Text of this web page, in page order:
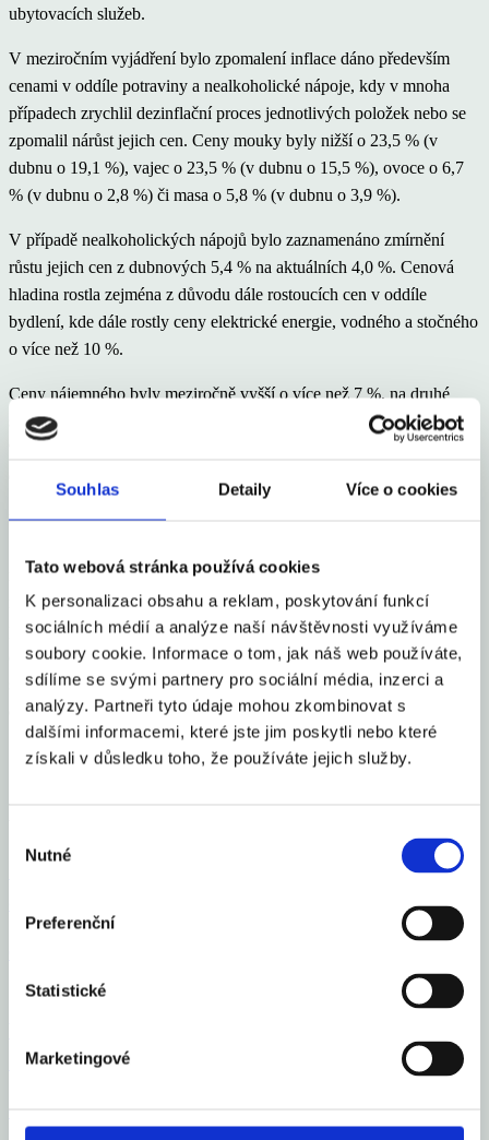
Souhlas Detaily Více o cookies
Tato webová stránka používá cookies
K personalizaci obsahu a reklam, poskytování funkcí
sociálních médií a analýze naší návštěvnosti využíváme
soubory cookie. Informace o tom, jak náš web používáte,
sdílíme se svými partnery pro sociální média, inzerci a
analýzy. Partneři tyto údaje mohou zkombinovat s
dalšími informacemi, které jste jim poskytli nebo které
získali v důsledku toho, že používáte jejich služby.
souhlasu
Nutné
Preferenční
Statistické
Marketingové
ubytovacích služeb.
V meziročním vyjádření bylo zpomalení inflace dáno především
cenami v oddíle potraviny a nealkoholické nápoje, kdy v mnoha
případech zrychlil dezinflační proces jednotlivých položek nebo se
zpomalil nárůst jejich cen. Ceny mouky byly nižší o 23,5 % (v
dubnu o 19,1 %), vajec o 23,5 % (v dubnu o 15,5 %), ovoce o 6,7
% (v dubnu o 2,8 %) či masa o 5,8 % (v dubnu o 3,9 %).
V případě nealkoholických nápojů bylo zaznamenáno zmírnění
růstu jejich cen z dubnových 5,4 % na aktuálních 4,0 %. Cenová
hladina rostla zejména z důvodu dále rostoucích cen v oddíle
bydlení, kde dále rostly ceny elektrické energie, vodného a stočného
o více než 10 %.
Ceny nájemného byly meziročně vyšší o více než 7 %, na druhé
straně dále klesají ceny zemního plynu (-6,6 %) a tuhých paliv (-3,9
%). O více než 10 % vzrostly také ceny pohonných hmot, což je
V oddíle stravování a ubytování vzrostly ceny stravovacích služeb o
mistrovství světa v hokeji konané v České republice. Podnikatelé
mohli využít vysokého zájmu o šampionát a navýšit své cenové
požadavky. Nicméně inflační tlaky v této oblasti byly zřejmé již
dříve, a proto nelze očekávat skokové snížení inflace. Ceny v oblasti
služeb stejně jako v dubnu stouply o 5,3 %, zatímco v případě zboží
došlo ke snížení z 1,4 % na 0,9 %.
Sdílet článek
Mohlo by Vás zajímat
Česko se zařadilo mezi 16 elitních světových gastro
% více než v roce 2024
Celý článek